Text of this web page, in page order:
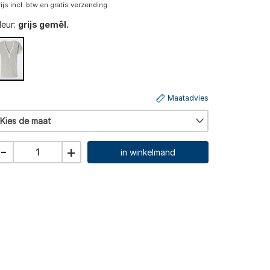
incl. btw en gratis verzending.
grijs gemêl.
Kies de maat
Maatadvies
- + in winkelmand